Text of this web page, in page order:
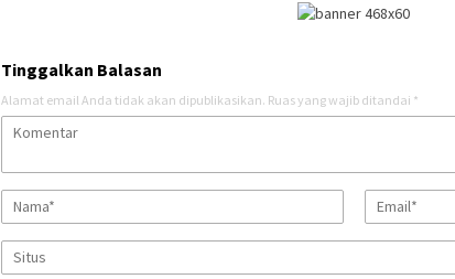
Tinggalkan Balasan
Alamat email Anda tidak akan dipublikasikan. Ruas yang wajib ditandai *